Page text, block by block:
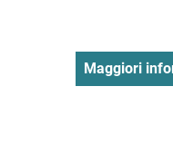
Maggiori